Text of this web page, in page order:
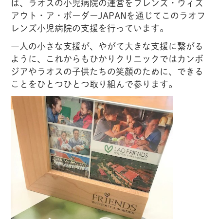
は、ラオスの小児病院の運営をフレンズ・ウィズ
アウト・ア・ボーダーJAPANを通じてこのラオフ
レンズ小児病院の支援を行っています。
一人の小さな支援が、やがて大きな支援に繋がる
ように、これからもひかりクリニックではカンボ
ジアやラオスの子供たちの笑顔のために、できる
ことをひとつひとつ取り組んで参ります。